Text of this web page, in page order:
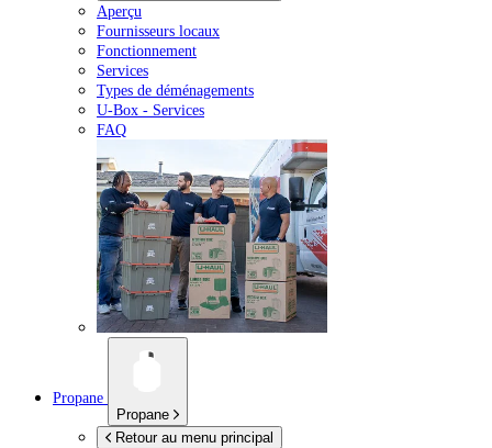
Aperçu
Fournisseurs locaux
Fonctionnement
Services
Types de déménagements
U-Box - Services
FAQ
Propane
Propane
Retour au menu principal